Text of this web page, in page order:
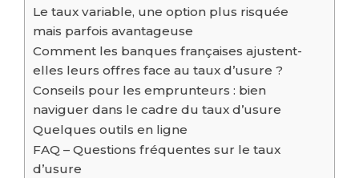
Le taux variable, une option plus risquée
mais parfois avantageuse
Comment les banques françaises ajustent-
elles leurs offres face au taux d’usure ?
Conseils pour les emprunteurs : bien
naviguer dans le cadre du taux d’usure
Quelques outils en ligne
FAQ – Questions fréquentes sur le taux
d’usure